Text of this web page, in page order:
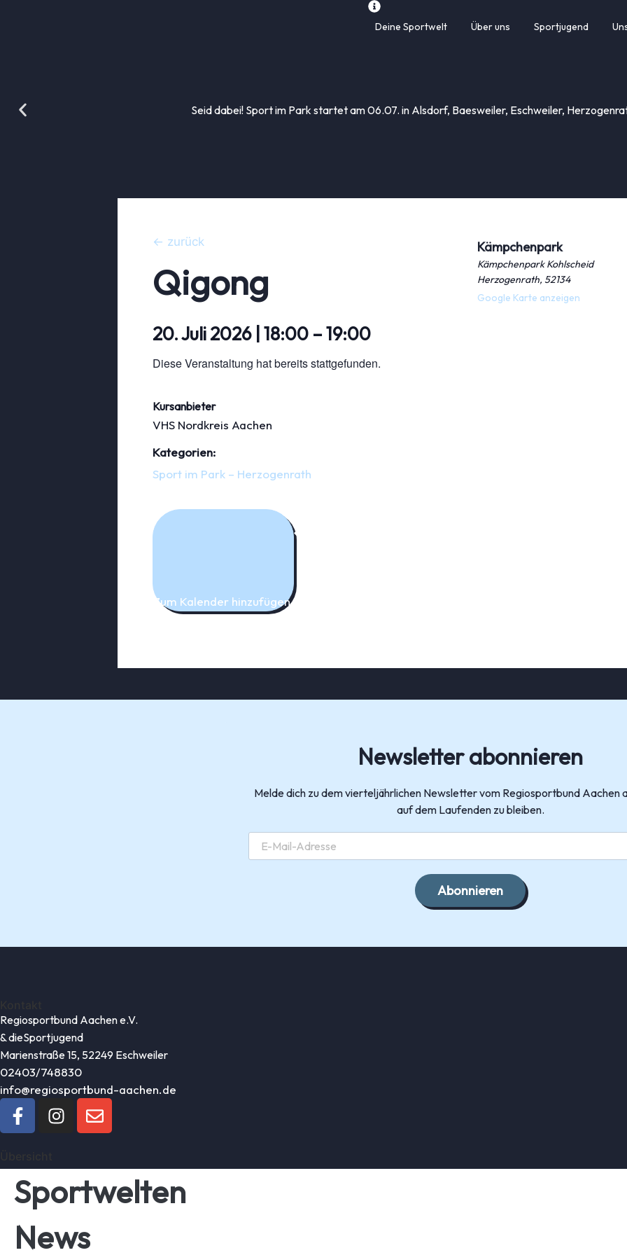
Deine Sportwelt Über uns Sportjugend
Seid dabei! Sport im Park startet am 06.07. in Alsdorf, Baesweiler, Eschweiler,
← zurück
Qigong
20. Juli 2026 18:00 –19:00
Diese Veranstaltung hat bereits stattgefunden.
Kursanbieter
VHS Nordkreis Aachen
Kategorien:
Sport im Park – Herzogenrath
Zum Kalender hinzufügen
Kämpchenpark
Kämpchenpark Kohlscheid
Herzogenrath, 52134
Google Karte anzeigen
Newsletter abonnieren
Melde dich zu dem vierteljährlichen Newsletter vom Regiosportbund Aachen
auf dem Laufenden zu bleiben.
Abonnieren
Regiosportbund Aachen e.V.
& dieSportjugend
Marienstraße 15, 52249 Eschweiler
02403/748830
info@regiosportbund-aachen.de
Sportwelten
News